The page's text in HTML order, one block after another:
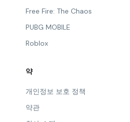
Free Fire: The Chaos
PUBG MOBILE
Roblox
약
개인정보 보호 정책
약관